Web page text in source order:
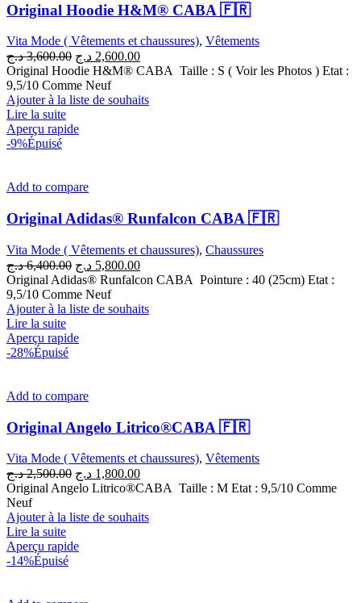
Original Hoodie H&M® CABA 🇫🇷
Vita Mode ( Vêtements et chaussures), Vêtements
3,600.00 د.ج
Le
prix
initial
était :
2,600.00 د.ج
Le
prix
est :
Original Hoodie H&M® CABA Taille : S ( Voir les Photos ) Etat :
9,5/10 Comme Neuf
Ajouter à la liste de souhaits
Lire la suite
Aperçu rapide
-9%Épuisé
Add to compare
Original Adidas® Runfalcon CABA 🇫🇷
Vita Mode ( Vêtements et chaussures), Chaussures
6,400.00 د.ج
Le
prix
initial
était :
5,800.00 د.ج
Le
prix
est :
Original Adidas® Runfalcon CABA Pointure : 40 (25cm) Etat :
9,5/10 Comme Neuf
Ajouter à la liste de souhaits
Lire la suite
Aperçu rapide
-28%Épuisé
Add to compare
Original Angelo Litrico®CABA 🇫🇷
Vita Mode ( Vêtements et chaussures), Vêtements
2,500.00 د.ج
Le
prix
était :
1,800.00 د.ج
Le
prix
est :
Original Angelo Litrico®CABA Taille : M Etat : 9,5/10 Comme
Neuf
Ajouter à la liste de souhaits
Lire la suite
Aperçu rapide
-14%Épuisé